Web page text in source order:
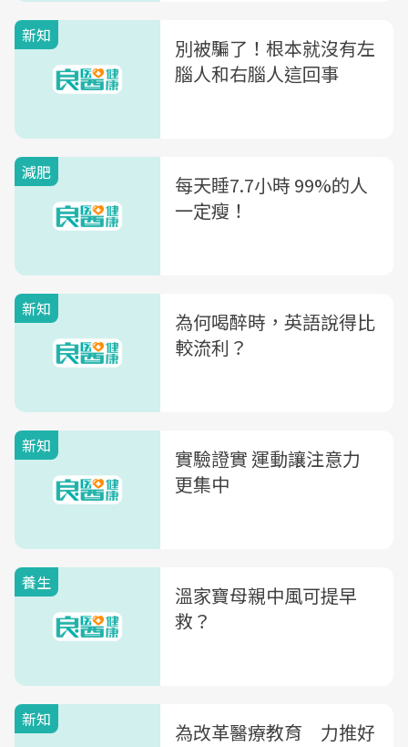
新知
別被騙了！根本就沒有左
腦人和右腦人這回事
減肥
每天睡7.7小時 99%的人
一定瘦！
新知
為何喝醉時，英語說得比
較流利？
新知
實驗證實 運動讓注意力
更集中
養生
溫家寶母親中風可提早
救？
新知
為改革醫療教育 力推好